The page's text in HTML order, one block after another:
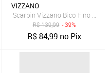
Bege
VIZZANO
Scarpin Vizzano Bico Fino
R$139,99 - 39%
R$84,99 no Pix